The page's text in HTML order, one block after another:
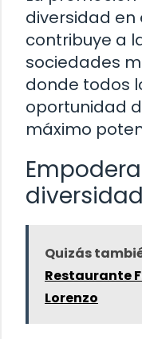
diversidad
contribuye a
sociedades
donde todos
oportunidad
máximo
diversidad
Quizás
Restaurante
Lorenzo